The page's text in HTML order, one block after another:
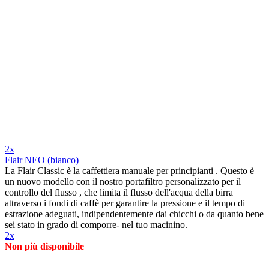
2x
Flair NEO (bianco)
La Flair Classic è la caffettiera manuale per principianti . Questo è
un nuovo modello con il nostro portafiltro personalizzato per il
controllo del flusso , che limita il flusso dell'acqua della birra
attraverso i fondi di caffè per garantire la pressione e il tempo di
estrazione adeguati, indipendentemente dai chicchi o da quanto bene
sei stato in grado di comporre- nel tuo macinino.
2x
Non più disponibile